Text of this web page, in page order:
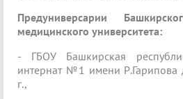
Предуниверсарии
медицинского университета:
- ГБОУ Башкирская
интернат №1 имени Р.Гарипова
г.,